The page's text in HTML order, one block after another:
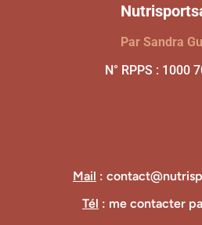
Par Sandra
N° RPPS : 1000
Mail :
Tél : me contacter